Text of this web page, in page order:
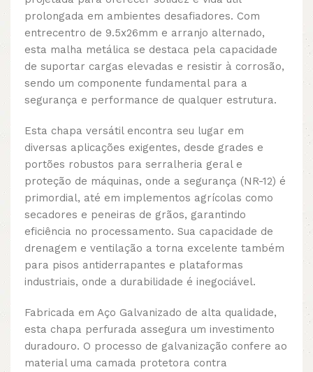
prolongada em ambientes desafiadores. Com
entrecentro de 9.5x26mm e arranjo alternado,
esta malha metálica se destaca pela capacidade
de suportar cargas elevadas e resistir à corrosão,
sendo um componente fundamental para a
segurança e performance de qualquer estrutura.
Esta chapa versátil encontra seu lugar em
diversas aplicações exigentes, desde grades e
portões robustos para serralheria geral e
proteção de máquinas, onde a segurança (NR-12) é
primordial, até em implementos agrícolas como
secadores e peneiras de grãos, garantindo
eficiência no processamento. Sua capacidade de
drenagem e ventilação a torna excelente também
para pisos antiderrapantes e plataformas
industriais, onde a durabilidade é inegociável.
Fabricada em Aço Galvanizado de alta qualidade,
esta chapa perfurada assegura um investimento
duradouro. O processo de galvanização confere ao
material uma camada protetora contra